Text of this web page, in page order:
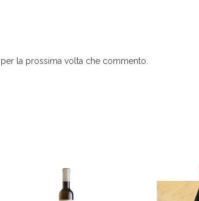
la prossima volta che commento.